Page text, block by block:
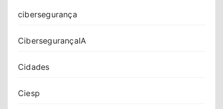
cibersegurança
CibersegurançaIA
Cidades
Ciesp